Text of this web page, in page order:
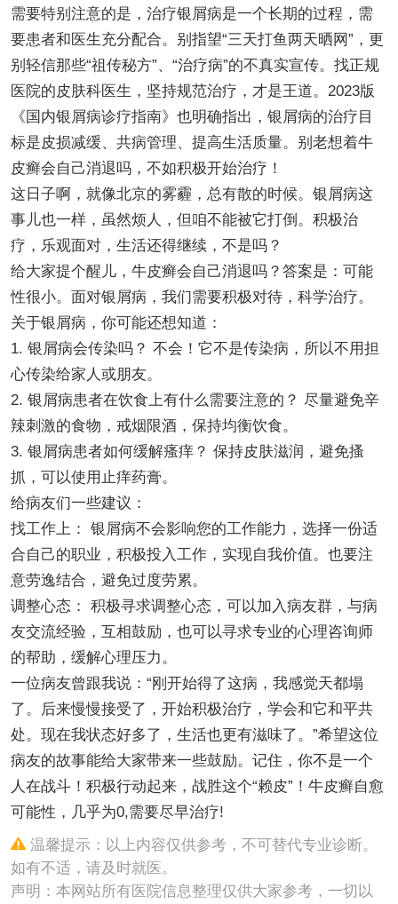
需要特别注意的是，治疗银屑病是一个长期的过程，需
要患者和医生充分配合。别指望“三天打鱼两天晒网”，更
别轻信那些“祖传秘方”、“治疗病”的不真实宣传。找正规
医院的皮肤科医生，坚持规范治疗，才是王道。2023版
《国内银屑病诊疗指南》也明确指出，银屑病的治疗目
标是皮损减缓、共病管理、提高生活质量。别老想着牛
皮癣会自己消退吗，不如积极开始治疗！
这日子啊，就像北京的雾霾，总有散的时候。银屑病这
事儿也一样，虽然烦人，但咱不能被它打倒。积极治
疗，乐观面对，生活还得继续，不是吗？
给大家提个醒儿，牛皮癣会自己消退吗？答案是：可能
性很小。面对银屑病，我们需要积极对待，科学治疗。
关于银屑病，你可能还想知道：
1. 银屑病会传染吗？ 不会！它不是传染病，所以不用担
心传染给家人或朋友。
2. 银屑病患者在饮食上有什么需要注意的？ 尽量避免辛
辣刺激的食物，戒烟限酒，保持均衡饮食。
3. 银屑病患者如何缓解瘙痒？ 保持皮肤滋润，避免搔
抓，可以使用止痒药膏。
给病友们一些建议：
找工作上： 银屑病不会影响您的工作能力，选择一份适
合自己的职业，积极投入工作，实现自我价值。也要注
意劳逸结合，避免过度劳累。
调整心态： 积极寻求调整心态，可以加入病友群，与病
友交流经验，互相鼓励，也可以寻求专业的心理咨询师
的帮助，缓解心理压力。
一位病友曾跟我说：“刚开始得了这病，我感觉天都塌
了。后来慢慢接受了，开始积极治疗，学会和它和平共
处。现在我状态好多了，生活也更有滋味了。”希望这位
病友的故事能给大家带来一些鼓励。记住，你不是一个
人在战斗！积极行动起来，战胜这个“赖皮”！牛皮癣自愈
可能性，几乎为0,需要尽早治疗!
温馨提示：以上内容仅供参考，不可替代专业诊断。
如有不适，请及时就医。
声明：本网站所有医院信息整理仅供大家参考，一切以